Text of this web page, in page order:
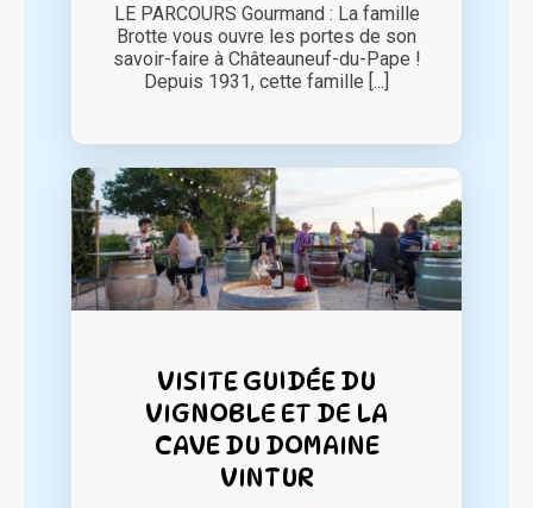
LE PARCOURS Gourmand : La famille
Brotte vous ouvre les portes de son
savoir-faire à Châteauneuf-du-Pape !
Depuis 1931, cette famille [...]
VISITE GUIDÉE DU
VIGNOBLE ET DE LA
CAVE DU DOMAINE
VINTUR